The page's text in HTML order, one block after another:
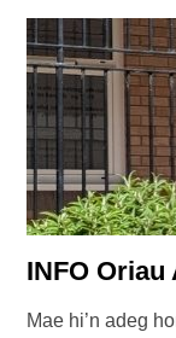
INFO
Mae hi’n adeg